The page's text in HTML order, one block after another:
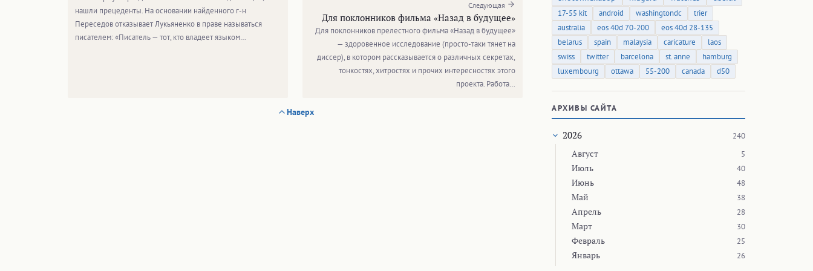
нашли прецеденты. На основании найденного г-н
Переседов отказывает Лукьяненко в праве называться
писателем: «Писатель — тот, кто владеет языком…
Следующая
Для поклонников фильма «Назад в будущее»
Для поклонников прелестного фильма «Назад в будущее»
— здоровенное исследование (просто-таки тянет на
диссер), в котором рассказывается о различных секретах,
тонкостях, хитростях и прочих интересностях этого
проекта. Работа…
Наверх
17-55 kit android washingtondc
trier
australia
eos 40d 70-200
eos 40d 28-135
belarus
spain malaysia caricature
laos
swiss
twitter barcelona st. anne
hamburg
luxembourg
ottawa 55-200 canada d50
АРХИВЫ САЙТА
2026 240
Август 5
Июль 40
Июнь 48
Май 38
Апрель 28
Март 30
Февраль 25
Январь 26